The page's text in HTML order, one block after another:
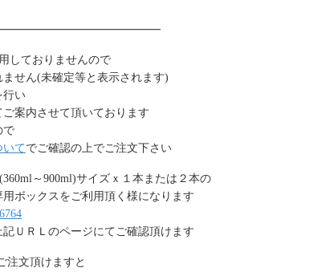
━━━━━━━━━━━━━━━━━
しておりませんので
せん(未確定等と表示されます)
行い
案内させて頂いております
で
てでご確認の上でご注文下さい
～900ml)サイズｘ１本または２本の
ボックスをご利用頂く様になります
ＵＲＬのページにてご確認頂けます
注文頂けますと